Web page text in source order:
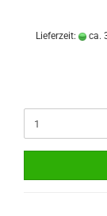
Lieferzeit: ca.